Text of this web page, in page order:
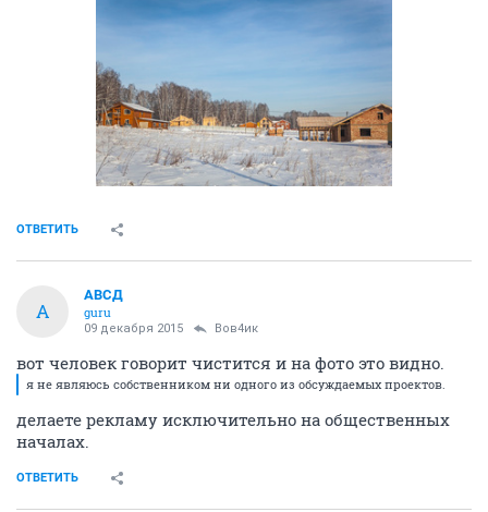
ОТВЕТИТЬ
А
АВСД
guru
09 декабря 2015 Вов4ик
вот человек говорит чистится и на фото это видно.
я не являюсь собственником ни одного из обсуждаемых проектов.
делаете рекламу исключительно на общественных
началах.
ОТВЕТИТЬ